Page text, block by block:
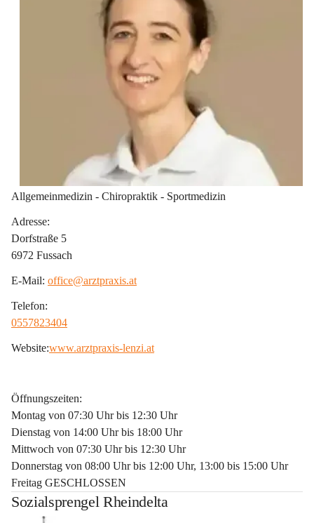
Allgemeinmedizin - Chiropraktik - Sportmedizin
Adresse:
Dorfstraße 5
6972 Fussach
E-Mail: office@arztpraxis.at
Telefon:
0557823404
Website:www.arztpraxis-lenzi.at
Öffnungszeiten:
Montag von 07:30 Uhr bis 12:30 Uhr
Dienstag von 14:00 Uhr bis 18:00 Uhr
Mittwoch von 07:30 Uhr bis 12:30 Uhr
Donnerstag von 08:00 Uhr bis 12:00 Uhr, 13:00 bis 15:00 Uhr
Freitag GESCHLOSSEN
Sozialsprengel Rheindelta